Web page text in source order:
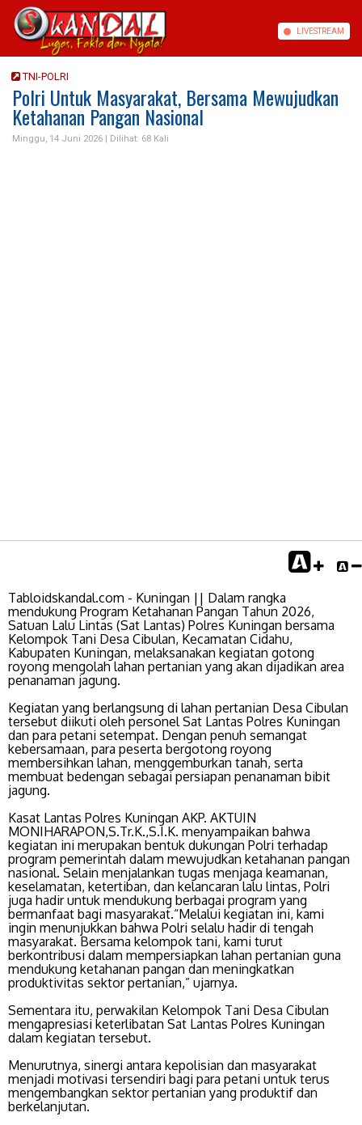
LIVESTREAM
TNI-POLRI
Polri Untuk Masyarakat, Bersama Mewujudkan
Ketahanan Pangan Nasional
Minggu, 14 Juni 2026 | Dilihat: 68 Kali
Tabloidskandal.com - Kuningan || Dalam rangka
mendukung Program Ketahanan Pangan Tahun 2026,
Satuan Lalu Lintas (Sat Lantas) Polres Kuningan bersama
Kelompok Tani Desa Cibulan, Kecamatan Cidahu,
Kabupaten Kuningan, melaksanakan kegiatan gotong
royong mengolah lahan pertanian yang akan dijadikan area
penanaman jagung.
Kegiatan yang berlangsung di lahan pertanian Desa Cibulan
tersebut diikuti oleh personel Sat Lantas Polres Kuningan
dan para petani setempat. Dengan penuh semangat
kebersamaan, para peserta bergotong royong
membersihkan lahan, menggemburkan tanah, serta
membuat bedengan sebagai persiapan penanaman bibit
jagung.
Kasat Lantas Polres Kuningan AKP. AKTUIN
MONIHARAPON,S.Tr.K.,S.I.K. menyampaikan bahwa
kegiatan ini merupakan bentuk dukungan Polri terhadap
program pemerintah dalam mewujudkan ketahanan pangan
nasional. Selain menjalankan tugas menjaga keamanan,
keselamatan, ketertiban, dan kelancaran lalu lintas, Polri
juga hadir untuk mendukung berbagai program yang
bermanfaat bagi masyarakat.“Melalui kegiatan ini, kami
ingin menunjukkan bahwa Polri selalu hadir di tengah
masyarakat. Bersama kelompok tani, kami turut
berkontribusi dalam mempersiapkan lahan pertanian guna
mendukung ketahanan pangan dan meningkatkan
produktivitas sektor pertanian,” ujarnya.
Sementara itu, perwakilan Kelompok Tani Desa Cibulan
mengapresiasi keterlibatan Sat Lantas Polres Kuningan
dalam kegiatan tersebut.
Menurutnya, sinergi antara kepolisian dan masyarakat
menjadi motivasi tersendiri bagi para petani untuk terus
mengembangkan sektor pertanian yang produktif dan
berkelanjutan.